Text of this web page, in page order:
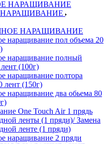
НАРАЩИВАНИЕ
наращивание пол объема 20
наращивание полный
(100г)
наращивание полтора
лент (150г)
наращивание два обьема 80
One Touch Air 1 прядь
ленты (1 пряди)/ Замена
ленте (1 пряди)
наращивание 2 пряди